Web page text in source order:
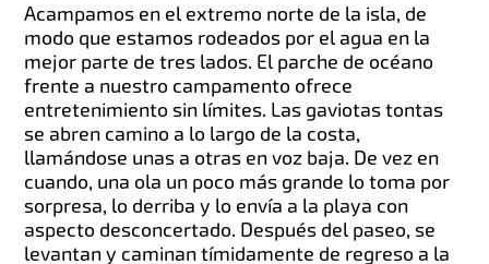
Acampamos en el extremo norte de la isla, de
modo que estamos rodeados por el agua en la
mejor parte de tres lados. El parche de océano
frente a nuestro campamento ofrece
entretenimiento sin límites. Las gaviotas tontas
se abren camino a lo largo de la costa,
llamándose unas a otras en voz baja. De vez en
cuando, una ola un poco más grande lo toma por
sorpresa, lo derriba y lo envía a la playa con
aspecto desconcertado. Después del paseo, se
levantan y caminan tímidamente de regreso a la